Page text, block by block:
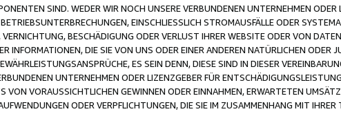
SIND. WEDER WIR NOCH UNSERE VERBUNDENEN UNTERNEHMEN ODER
EINSCHLIESSLICH STROMAUSFÄLLE ODER
BESCHÄDIGUNG ODER VERLUST IHRER WEBSITE ODER VON
DIE SIE VON UNS ODER EINER ANDEREN NATÜRLICHEN ODER
ES SEIN DENN, DIESE SIND IN DIESER
UNTERNEHMEN ODER LIZENZGEBER FÜR
VORAUSSICHTLICHEN GEWINNEN ODER EINNAHMEN, ERWARTETEN
ODER VERPFLICHTUNGEN, DIE SIE IM ZUSAMMENHANG MIT IHRER